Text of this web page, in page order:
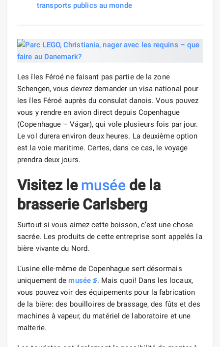
transports publics au monde
Les îles Féroé ne faisant pas partie de la zone
Schengen, vous devrez demander un visa national pour
les îles Féroé auprès du consulat danois. Vous pouvez
vous y rendre en avion direct depuis Copenhague
(Copenhague – Vágar), qui vole plusieurs fois par jour.
Le vol durera environ deux heures. La deuxième option
est la voie maritime. Certes, dans ce cas, le voyage
prendra deux jours.
Visitez le muséede la
brasserie Carlsberg
Surtout si vous aimez cette boisson, c’est une chose
sacrée. Les produits de cette entreprise sont appelés la
bière vivante du Nord.
L’usine elle-même de Copenhague sert désormais
uniquement de musée
. Mais quoi! Dans les locaux,
vous pouvez voir des équipements pour la fabrication
de la bière: des bouilloires de brassage, des fûts et des
machines à vapeur, du matériel de laboratoire et une
malterie.